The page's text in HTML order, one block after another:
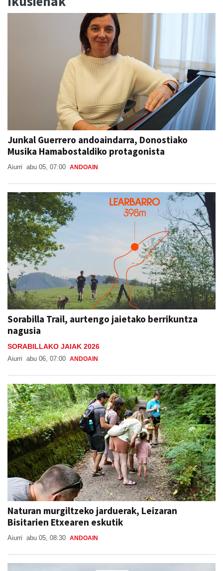
Junkal Guerrero andoaindarra, Donostiako
Musika Hamabostaldiko protagonista
Aiurri abu 05, 07:00 ANDOAIN
Sorabilla Trail, aurtengo jaietako berrikuntza
nagusia
SORABILLAKO JAIAK 2026
Aiurri abu 06, 07:00 ANDOAIN
Naturan murgiltzeko jarduerak, Leizaran
Bisitarien Etxearen eskutik
Aiurri abu 05, 08:30 ANDOAIN